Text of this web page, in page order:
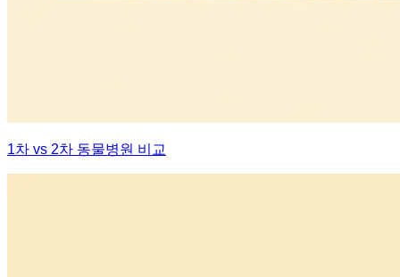
1차 vs 2차 동물병원 비교